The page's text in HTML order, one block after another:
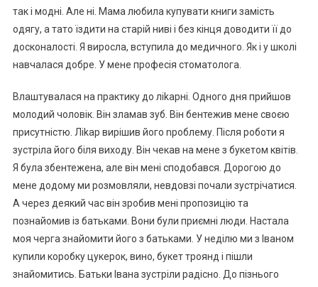
так і модні. Але ні. Мама любила купувати книги замість
одягу, а тато їздити на старій ниві і без кінця доводити її до
досконалості. Я виросла, вступила до медичного. Як і у школі
навчалася добре. У мене професія стоматолога.
Влаштувалася на практику до ліkарні. Одного дня прийшов
молодий чоловік. Він зламав зуб. Він бентежив мене своєю
присутністю. Ліkар вирішив його nроблему. Після роботи я
зустріла його біля виходу. Він чекав на мене з букетом квітів.
Я була збентежена, але він мені сподобався. Дорогою до
мене додому ми розмовляли, невдовзі почали зустрічатися.
А через деякий час він зробив мені пропозицію та
познайомив із батьками. Вони були приємні люди. Настала
моя черга знайомити його з батьками. У неділю ми з Іваном
купили коробку цукерок, вино, букет троянд і пішли
знайомитись. Батьки Івана зустріли радісно. До пізнього